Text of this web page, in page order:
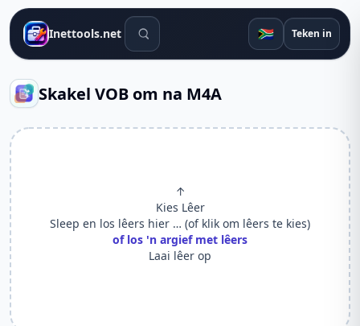
Inettools.net Soek gereedskap 🇿🇦 Teken in
Skakel VOB om na M4A
↑
Kies Lêer
Sleep en los lêers hier … (of klik om lêers te kies)
of los 'n argief met lêers
Laai lêer op